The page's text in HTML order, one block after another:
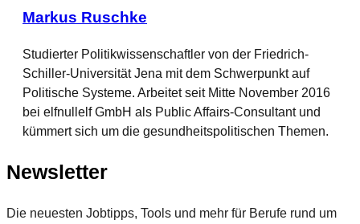
Markus Ruschke
Studierter Politikwissenschaftler von der Friedrich-
Schiller-Universität Jena mit dem Schwerpunkt auf
Politische Systeme. Arbeitet seit Mitte November 2016
bei elfnullelf GmbH als Public Affairs-Consultant und
kümmert sich um die gesundheitspolitischen Themen.
Newsletter
Die neuesten Jobtipps, Tools und mehr für Berufe rund um